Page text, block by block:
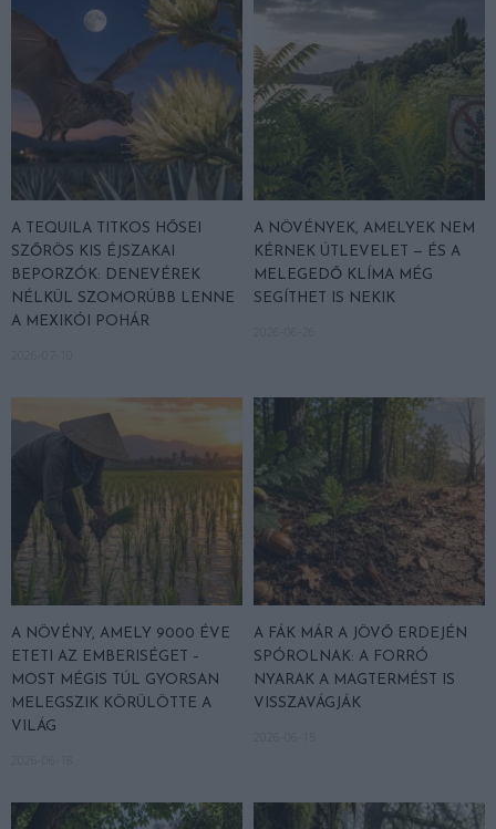
A TEQUILA TITKOS HŐSEI
SZŐRÖS KIS ÉJSZAKAI
BEPORZÓK: DENEVÉREK
NÉLKÜL SZOMORÚBB LENNE
A MEXIKÓI POHÁR
A NÖVÉNYEK, AMELYEK NEM
KÉRNEK ÚTLEVELET — ÉS A
MELEGEDŐ KLÍMA MÉG
SEGÍTHET IS NEKIK
A NÖVÉNY, AMELY 9000 ÉVE
ETETI AZ EMBERISÉGET –
MOST MÉGIS TÚL GYORSAN
MELEGSZIK KÖRÜLÖTTE A
VILÁG
A FÁK MÁR A JÖVŐ ERDEJÉN
SPÓROLNAK: A FORRÓ
NYARAK A MAGTERMÉST IS
VISSZAVÁGJÁK